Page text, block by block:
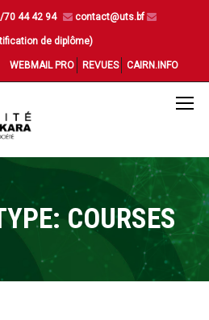
70 44 42 94 contact@uts.bf
de diplôme)
WEBMAIL PRO REVUES CAIRN.INFO
COURSES